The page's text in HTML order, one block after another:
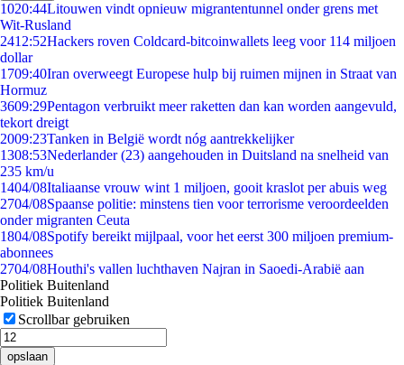
1020:44Litouwen vindt opnieuw migrantentunnel onder grens met
Wit-Rusland
2412:52Hackers roven Coldcard-bitcoinwallets leeg voor 114 miljoen
dollar
1709:40Iran overweegt Europese hulp bij ruimen mijnen in Straat van
Hormuz
3609:29Pentagon verbruikt meer raketten dan kan worden aangevuld,
tekort dreigt
2009:23Tanken in België wordt nóg aantrekkelijker
1308:53Nederlander (23) aangehouden in Duitsland na snelheid van
235 km/u
1404/08Italiaanse vrouw wint 1 miljoen, gooit kraslot per abuis weg
2704/08Spaanse politie: minstens tien voor terrorisme veroordeelden
onder migranten Ceuta
1804/08Spotify bereikt mijlpaal, voor het eerst 300 miljoen premium-
abonnees
2704/08Houthi's vallen luchthaven Najran in Saoedi-Arabië aan
Politiek Buitenland
Politiek Buitenland
Scrollbar gebruiken
opslaan